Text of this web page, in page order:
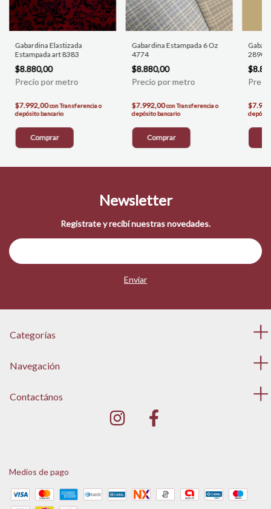
Gabardina Elastizada
Estampada art 8383
$8.880,00
$7.992,00conTransferencia o
depósito bancario
Comprar
Gabardina Estampada 6 Oz
4774
$8.880,00
$7.992,00conTransferencia o
depósito bancario
Comprar
2890
Newsletter
Registrate y recibí nuestras novedades.
Categorías
Navegación
Contactános
Medios de pago